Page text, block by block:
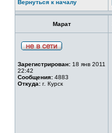
Вернуться к началу
Марат
Зарегистрирован: 18 янв 2011
22:42
Сообщения: 4883
Откуда: г. Курск